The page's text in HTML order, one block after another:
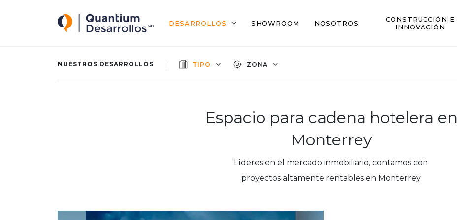
Quantium Desarrollos DESARROLLOS SHOWROOM NOSOTROS
CONSTRUCCIÓN E
INNOVACIÓN
NUESTROS DESARROLLOS TIPO ZONA
Espacio para cadena hotelera en
Monterrey
Líderes en el mercado inmobiliario, contamos con
proyectos altamente rentables en Monterrey